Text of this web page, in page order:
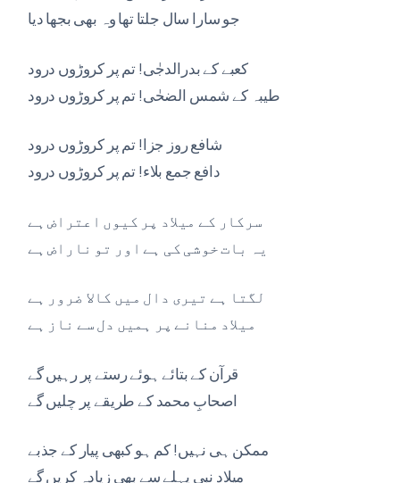
جو سارا سال جلتا تھا وہ بھی بجھا دیا
کعبے کے بدرالدجٰی! تم پر کروڑوں درود
طیبہ کے شمس الضحٰی! تم پر کروڑوں درود
شافع روز جزا! تم پر کروڑوں درود
دافع جمع بلاء! تم پر کروڑوں درود
سرکار کے میلاد پر کیوں اعتراض ہے
یہ بات خوشی کی ہے اور تو ناراض ہے
لگتا ہے تیری دال میں کالا ضرور ہے
میلاد منانے پر ہمیں دل سے ناز ہے
قرآن کے بتائے ہوئے رستے پر رہیں گے
اصحابِ محمد کے طریقے پر چلیں گے
ممکن ہی نہیں! کم ہو کبھی پیار کے جذبے
میلادِ نبی پہلے سے بھی زیادہ کریں گے